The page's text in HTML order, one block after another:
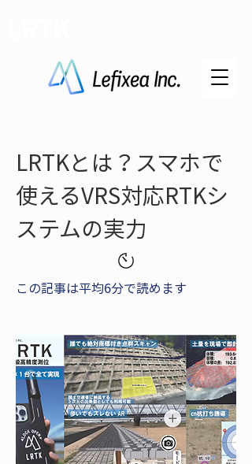
LRTKとは？スマホで
使えるVRS対応RTKシ
ステムの実力
この記事は平均6分で読めます